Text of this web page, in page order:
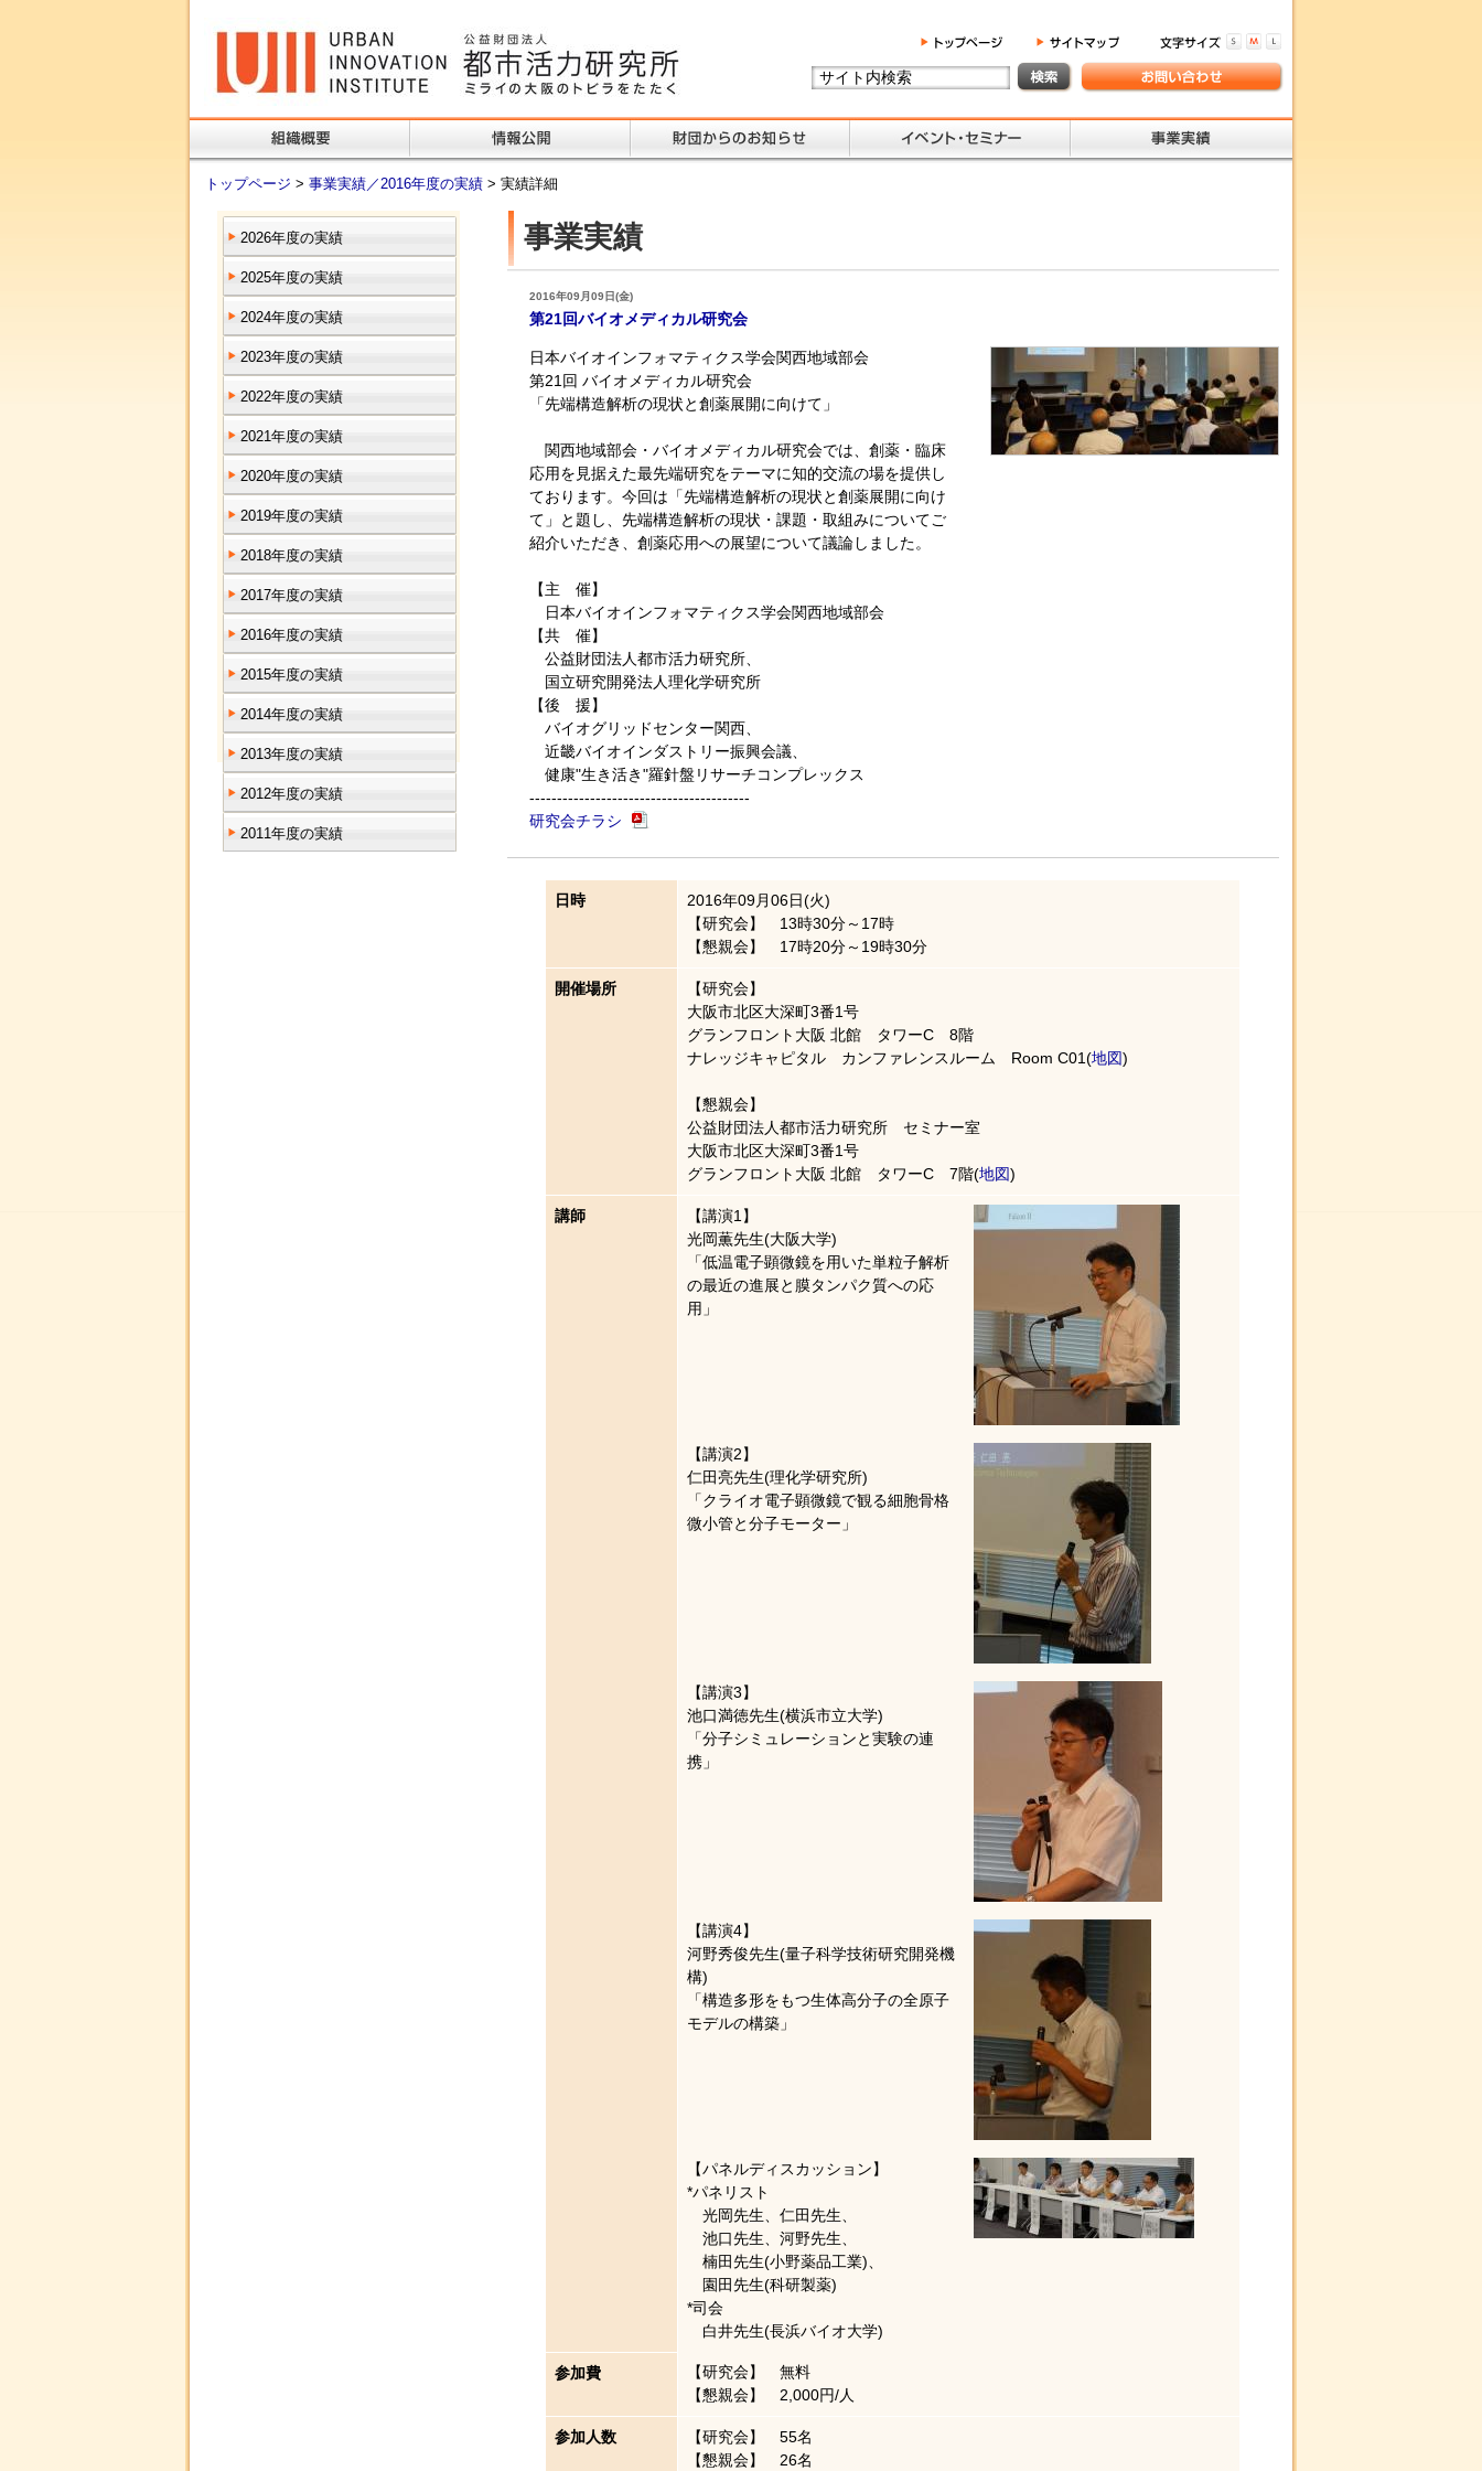
トップページ > 事業実績／2016年度の実績 > 実績詳細
2026年度の実績
2025年度の実績
2024年度の実績
2023年度の実績
2022年度の実績
2021年度の実績
2020年度の実績
2019年度の実績
2018年度の実績
2017年度の実績
2016年度の実績
2015年度の実績
2014年度の実績
2013年度の実績
2012年度の実績
2011年度の実績
事業実績
2016年09月09日(金)
第21回バイオメディカル研究会
日本バイオインフォマティクス学会関西地域部会
第21回 バイオメディカル研究会
「先端構造解析の現状と創薬展開に向けて」
関西地域部会・バイオメディカル研究会では、創薬・臨床
応用を見据えた最先端研究をテーマに知的交流の場を提供し
ております。今回は「先端構造解析の現状と創薬展開に向け
て」と題し、先端構造解析の現状・課題・取組みについてご
紹介いただき、創薬応用への展望について議論しました。
【主 催】
日本バイオインフォマティクス学会関西地域部会
【共 催】
公益財団法人都市活力研究所、
国立研究開発法人理化学研究所
【後 援】
バイオグリッドセンター関西、
近畿バイオインダストリー振興会議、
健康"生き活き"羅針盤リサーチコンプレックス
----------------------------------------
研究会チラシ
日時
2016年09月06日(火)
【研究会】 13時30分～17時
【懇親会】 17時20分～19時30分
開催場所
【研究会】
大阪市北区大深町3番1号
グランフロント大阪 北館 タワーC 8階
ナレッジキャピタル カンファレンスルーム Room C01(地図)
【懇親会】
公益財団法人都市活力研究所 セミナー室
大阪市北区大深町3番1号
グランフロント大阪 北館 タワーC 7階(地図)
講師
【講演1】
光岡薫先生(大阪大学)
「低温電子顕微鏡を用いた単粒子解析
の最近の進展と膜タンパク質への応
用」
【講演2】
仁田亮先生(理化学研究所)
「クライオ電子顕微鏡で観る細胞骨格
微小管と分子モーター」
【講演3】
池口満徳先生(横浜市立大学)
「分子シミュレーションと実験の連
携」
【講演4】
河野秀俊先生(量子科学技術研究開発機
構)
「構造多形をもつ生体高分子の全原子
モデルの構築」
【パネルディスカッション】
*パネリスト
光岡先生、仁田先生、
池口先生、河野先生、
楠田先生(小野薬品工業)、
園田先生(科研製薬)
*司会
白井先生(長浜バイオ大学)
参加費
【研究会】 無料
【懇親会】 2,000円/人
参加人数
【研究会】 55名
【懇親会】 26名